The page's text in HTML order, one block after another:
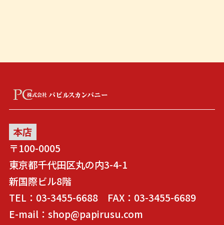
本店
〒100-0005
東京都千代田区丸の内3-4-1
新国際ビル8階
TEL：03-3455-6688 FAX：03-3455-6689
E-mail：shop@papirusu.com